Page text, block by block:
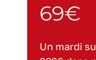
69€
Un mardi